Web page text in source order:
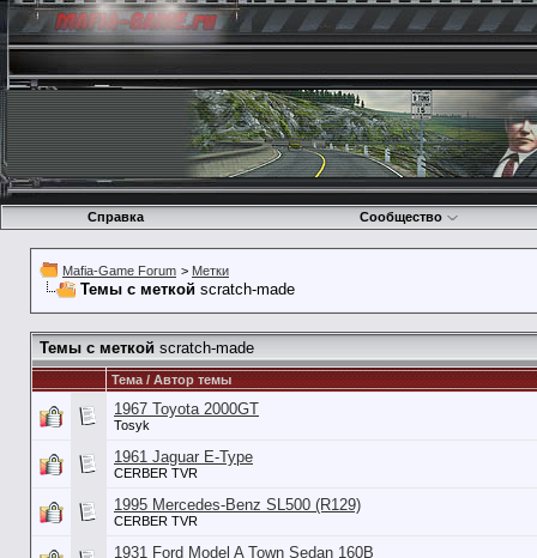
Справка Сообщество
Mafia-Game Forum > Метки
Темы с меткой scratch-made
Темы с меткой scratch-made
Тема / Автор темы
1967 Toyota 2000GT
Tosyk
1961 Jaguar E-Type
CERBER TVR
1995 Mercedes-Benz SL500 (R129)
CERBER TVR
1931 Ford Model A Town Sedan 160B